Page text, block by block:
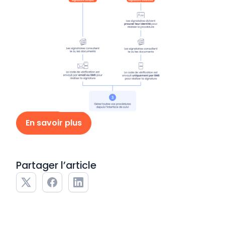
Partager l’article
En savoir plus